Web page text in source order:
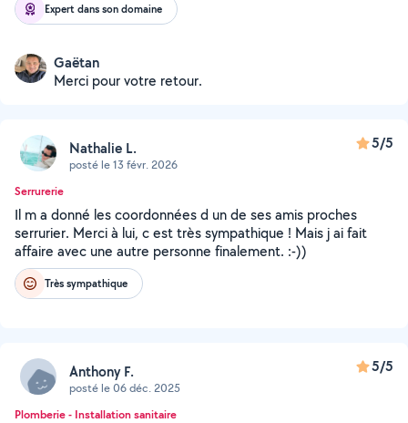
Expert dans son domaine
Gaëtan
Merci pour votre retour.
Nathalie L.
posté le 13 févr. 2026
5/5
Serrurerie
Il m a donné les coordonnées d un de ses amis proches
serrurier. Merci à lui, c est très sympathique ! Mais j ai fait
affaire avec une autre personne finalement. :-))
Très sympathique
Anthony F.
posté le 06 déc. 2025
5/5
Plomberie - Installation sanitaire